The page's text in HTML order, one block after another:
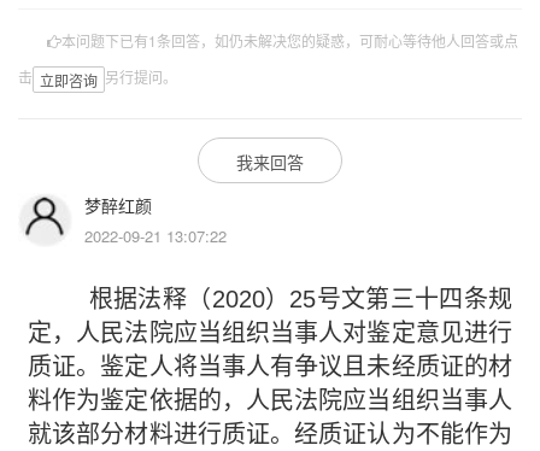
本问题下已有1条回答，如仍未解决您的疑惑，可耐心等待他人回答或点
击 立即咨询 另行提问。
我来回答
梦醉红颜
2022-09-21 13:07:22
根据法释（2020）25号文第三十四条规
定，人民法院应当组织当事人对鉴定意见进行
质证。鉴定人将当事人有争议且未经质证的材
料作为鉴定依据的，人民法院应当组织当事人
就该部分材料进行质证。经质证认为不能作为